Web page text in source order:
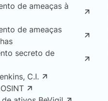
de ameaças à
de ameaças
secreto de
C.I.